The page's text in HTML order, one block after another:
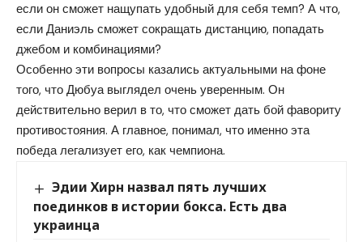
если он сможет нащупать удобный для себя темп? А что,
если Даниэль сможет сокращать дистанцию, попадать
джебом и комбинациями?
Особенно эти вопросы казались актуальными на фоне
того, что Дюбуа выглядел очень уверенным. Он
действительно верил в то, что сможет дать бой фавориту
противостояния. А главное, понимал, что именно эта
победа легализует его, как чемпиона.
Эдии Хирн назвал пять лучших
поединков в истории бокса. Есть два
украинца